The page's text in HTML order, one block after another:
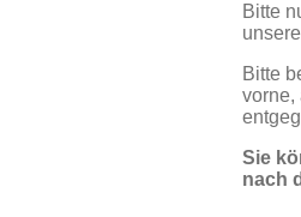
Bitte
Bitte
vorne,
Sie
nach